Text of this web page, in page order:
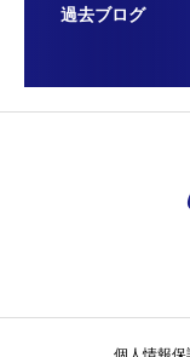
過去ブログ